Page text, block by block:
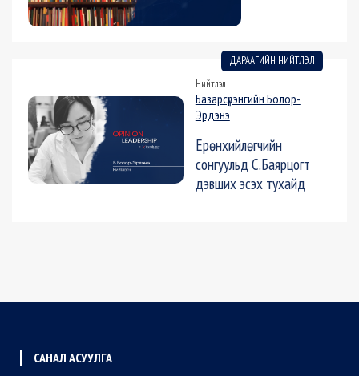
ДАРААГИЙН НИЙТЛЭЛ
Нийтлэл
Базарсүрэнгийн Болор-
Эрдэнэ
Ерөнхийлөгчийн
сонгуульд С.Баярцогт
дэвших эсэх тухайд
САНАЛ АСУУЛГА